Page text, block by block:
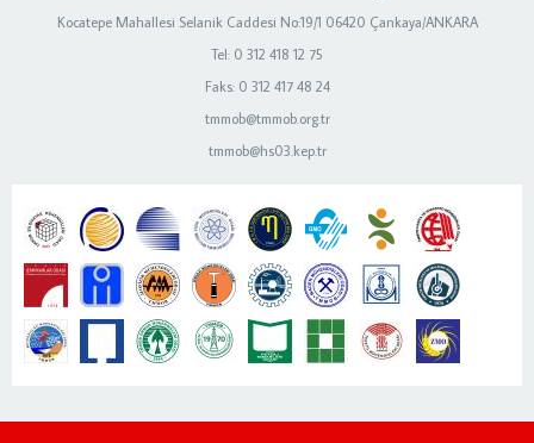
Kocatepe Mahallesi Selanik Caddesi No:19/1 06420 Çankaya/ANKARA
Tel: 0 312 418 12 75
Faks: 0 312 417 48 24
tmmob@tmmob.org.tr
tmmob@hs03.kep.tr